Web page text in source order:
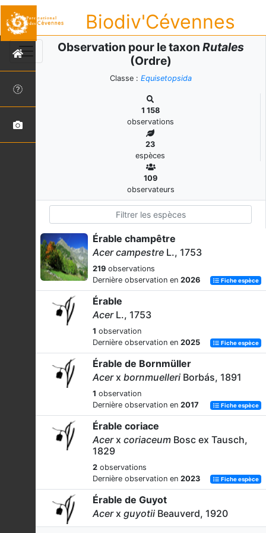
Biodiv'Cévennes
Observation pour le taxon Rutales
(Ordre)
Classe : Equisetopsida
1 158
observations
23
espèces
109
observateurs
Érable champêtre
Acer campestre L., 1753
219 observations
Dernière observation en 2026 Fiche espèce
Érable
AcerL., 1753
1 observation
Dernière observation en 2025 Fiche espèce
Érable de Bornmüller
Acerx bornmuelleri Borbás, 1891
1 observation
Dernière observation en 2017 Fiche espèce
Érable coriace
Acerx coriaceum Bosc ex Tausch,
1829
2 observations
Dernière observation en 2023 Fiche espèce
Érable de Guyot
Acerx guyotii Beauverd, 1920
1observation